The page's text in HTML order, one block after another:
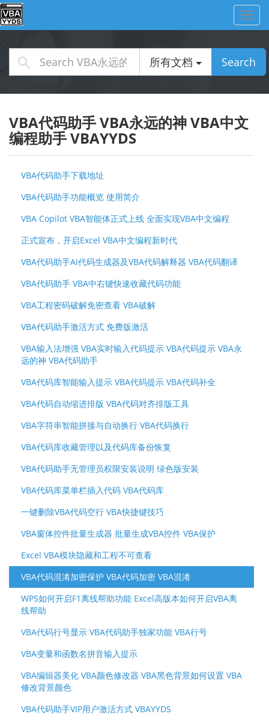
所有文档 Search
VBA代码助手 VBA永远的神 VBA中文
编程助手 VBAYYDS
VBA代码助手下载地址
VBA代码助手功能概览 使用简介
VBA Copilot VBA智能体正式上线 全面实现VBA中文编程
正式宣布，开启Excel VBA中文编程新时代
VBA代码助手AI代码生成器及VBA代码解释器 VBA代码翻译
VBA代码助手 VBA中右键快速收藏代码功能
VBA工程密码破解免密查看 VBA破解
VBA代码助手激活方式 免费版激活
VBA输入法增强 VBA实时输入代码提示 VBA代码提示 VBA永
远的神 VBA代码助手
VBA代码库智能输入提示 VBA代码提示 VBA代码补全
VBA代码自动缩进排版 VBA代码对齐排版工具
VBA字符串智能拼接与自动换行 VBA代码换行
VBA代码库收藏管理以及代码库备份恢复
VBA代码助手无管理员权限安装说明 绿色版安装
VBA代码库菜单栏插入代码 VBA代码库
一键删除VBA代码空行 VBA快捷键技巧
VBA窗体控件批量生成器 批量生成VBA控件 VBA保护
Excel VBA模块隐藏和工程不可查看
VBA代码混淆加密保护 VBA代码加密 VBA混淆
WPS如何开启F1离线帮助功能 Excel高版本如何开启VBA离
线帮助
VBA代码行号显示 VBA代码助手独家功能 VBA行号
VBA变量和函数名拼音输入提示
VBA编辑器美化 VBA颜色修改器 VBA黑色背景如何设置 VBA
修改背景颜色
VBA代码助手VIP用户激活方式 VBAYYDS